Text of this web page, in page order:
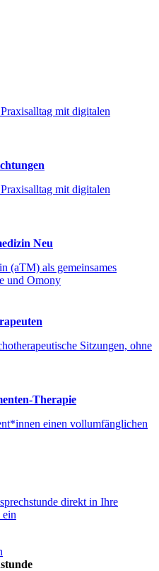
mit digitalen
mit digitalen
Neu
(aTM) als gemeinsames
und Omony
Sitzungen, ohne
Therapie
einen vollumfänglichen
direkt in Ihre
ein